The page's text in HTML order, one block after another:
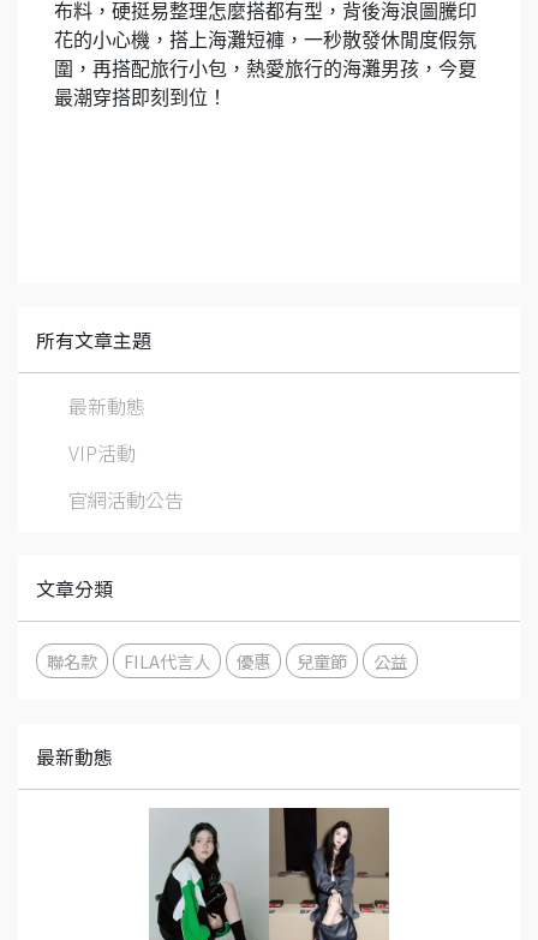
布料，硬挺易整理怎麼搭都有型，背後海浪圖騰印
花的小心機，搭上海灘短褲，一秒散發休閒度假氛
圍，再搭配旅行小包，熱愛旅行的海灘男孩，今夏
最潮穿搭即刻到位！
所有文章主題
最新動態
VIP活動
官網活動公告
文章分類
聯名款 FILA代言人 優惠 兒童節 公益
最新動態